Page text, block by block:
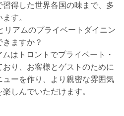
得した世界各国の味まで、多
す。
リアムのプライベートダイニン
ますか？
はトロントでプライベート・
り、お客様とゲストのために
ューを作り、より親密な雰囲気
しんでいただけます。